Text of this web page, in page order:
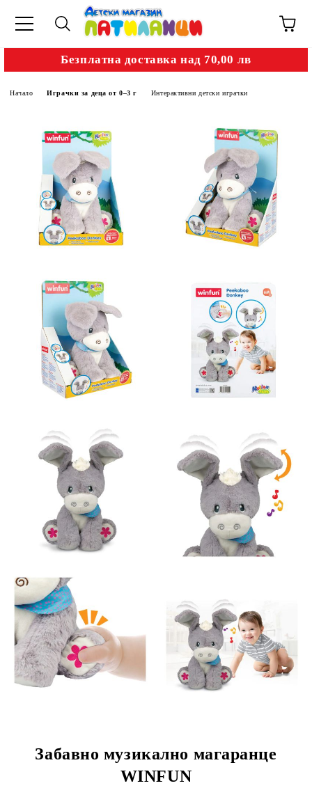
Безплатна доставка над 70,00 лв
Начало Играчки за деца от 0–3 г Интерактивни детски играчки
Забавно музикално магаранце
WINFUN